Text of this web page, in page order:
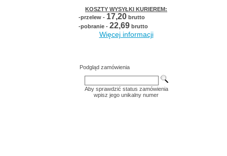
KOSZTY WYSYŁKI KURIEREM:
-przelew - 17,20 brutto
-pobranie - 22,69 brutto
Więcej informacji
Podgląd zamówienia
Aby sprawdzić status zamówienia
wpisz jego unikalny numer